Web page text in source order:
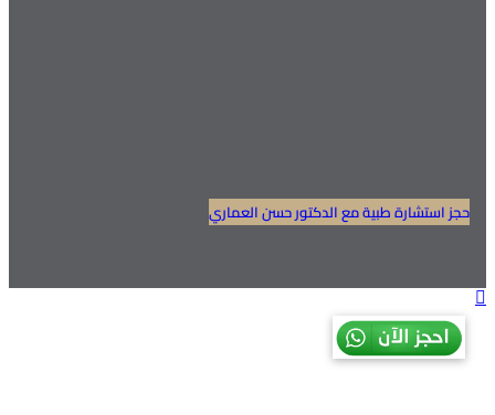
حجز استشارة طبية مع الدكتور حسن العماري